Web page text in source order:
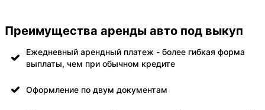
Преимущества аренды авто под выкуп
Ежедневный арендный платеж - более гибкая форма
выплаты, чем при обычном кредите
Оформление по двум документам